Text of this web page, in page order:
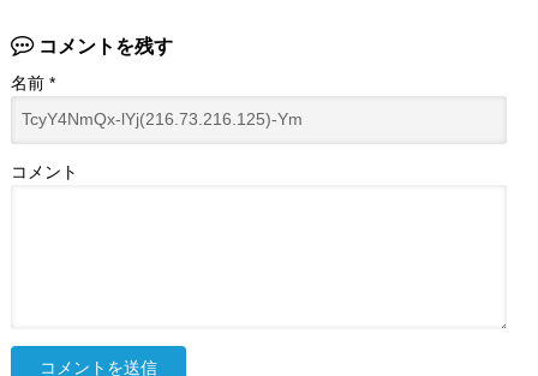
コメントを残す
名前 *
コメント